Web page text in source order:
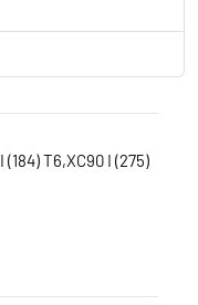
(184) T6,XC90 I (275)